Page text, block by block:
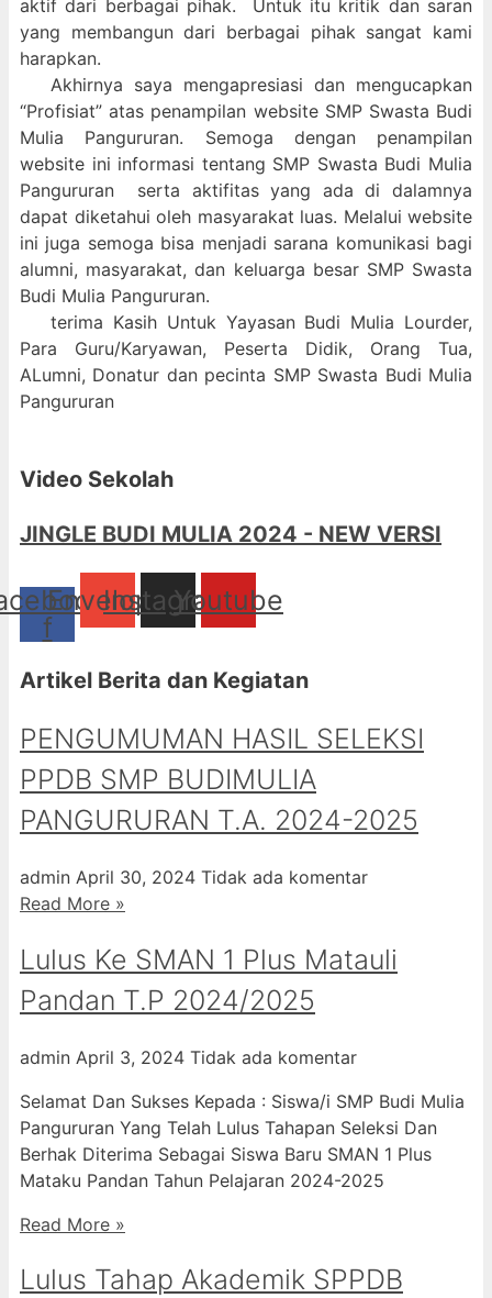
aktif dari berbagai pihak. Untuk itu kritik dan saran
yang membangun dari berbagai pihak sangat kami
harapkan.
Akhirnya saya mengapresiasi dan mengucapkan
“Profisiat” atas penampilan website SMP Swasta Budi
Mulia Pangururan. Semoga dengan penampilan
website ini informasi tentang SMP Swasta Budi Mulia
Pangururan serta aktifitas yang ada di dalamnya
dapat diketahui oleh masyarakat luas. Melalui website
ini juga semoga bisa menjadi sarana komunikasi bagi
alumni, masyarakat, dan keluarga besar SMP Swasta
Budi Mulia Pangururan.
terima Kasih Untuk Yayasan Budi Mulia Lourder,
Para Guru/Karyawan, Peserta Didik, Orang Tua,
ALumni, Donatur dan pecinta SMP Swasta Budi Mulia
Pangururan
Video Sekolah
JINGLE BUDI MULIA 2024 - NEW VERSI
f
Envelope
Instagram
Youtube
Artikel Berita dan Kegiatan
PENGUMUMAN HASIL SELEKSI
PPDB SMP BUDIMULIA
PANGURURAN T.A. 2024-2025
admin April 30, 2024 Tidak ada komentar
Read More »
Lulus Ke SMAN 1 Plus Matauli
Pandan T.P 2024/2025
admin April 3, 2024 Tidak ada komentar
Selamat Dan Sukses Kepada : Siswa/i SMP Budi Mulia
Pangururan Yang Telah Lulus Tahapan Seleksi Dan
Berhak Diterima Sebagai Siswa Baru SMAN 1 Plus
Mataku Pandan Tahun Pelajaran 2024-2025
Read More »
Lulus Tahap Akademik SPPDB